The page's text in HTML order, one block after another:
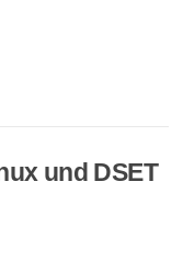
und DSET